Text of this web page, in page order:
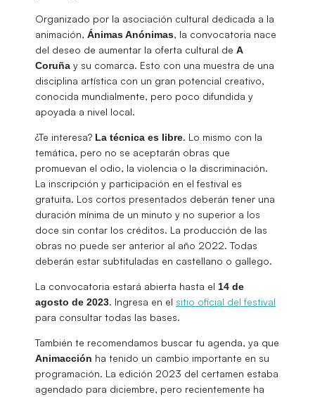
Organizado por la asociación cultural dedicada a la
animación, Ánimas Anónimas, la convocatoria nace
del deseo de aumentar la oferta cultural de A
Coruña y su comarca. Esto con una muestra de una
disciplina artística con un gran potencial creativo,
conocida mundialmente, pero poco difundida y
apoyada a nivel local.
¿Te interesa? La técnica es libre. Lo mismo con la
temática, pero no se aceptarán obras que
promuevan el odio, la violencia o la discriminación.
La inscripción y participación en el festival es
gratuita. Los cortos presentados deberán tener una
duración mínima de un minuto y no superior a los
doce sin contar los créditos. La producción de las
obras no puede ser anterior al año 2022. Todas
deberán estar subtituladas en castellano o gallego.
La convocatoria estará abierta hasta el 14 de
agosto de 2023. Ingresa en el sitio oficial del festival
para consultar todas las bases.
También te recomendamos buscar tu agenda, ya que
Animacción ha tenido un cambio importante en su
programación. La edición 2023 del certamen estaba
agendado para diciembre, pero recientemente ha